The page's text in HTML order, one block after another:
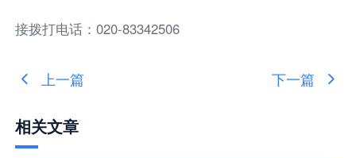
接拨打电话：020-83342506
上一篇 下一篇
相关文章